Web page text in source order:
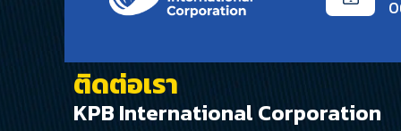
ติดต่อเรา
KPB International Corporation